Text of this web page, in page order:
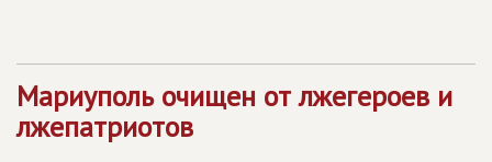
Мариуполь очищен от лжегероев и
лжепатриотов